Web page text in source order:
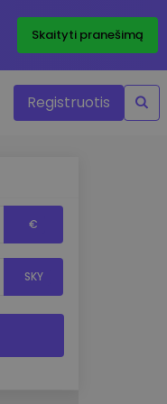
Skaityti pranešimą
Registruotis
€
SKY